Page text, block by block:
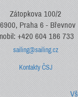
Zátopkova 100/2
Praha 6 - Břevnov
+420 604 186 733
sailing@sailing.cz
Kontakty ČSJ